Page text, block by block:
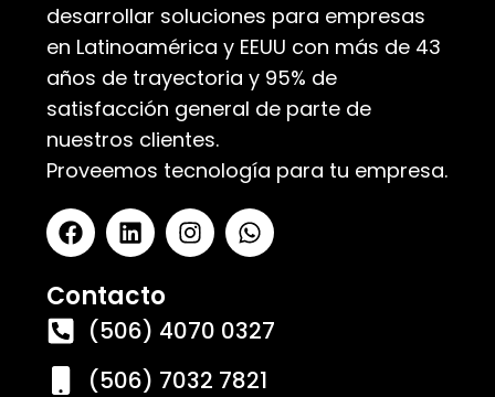
desarrollar soluciones para empresas
en Latinoamérica y EEUU con más de 43
años de trayectoria y 95% de
satisfacción general de parte de
nuestros clientes.
Proveemos tecnología para tu empresa.
Contacto
(506) 4070 0327
(506) 7032 7821